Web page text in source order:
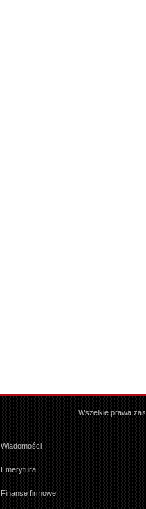
Wszelkie prawa
Wiadomości
Emerytura
Finanse firmowe